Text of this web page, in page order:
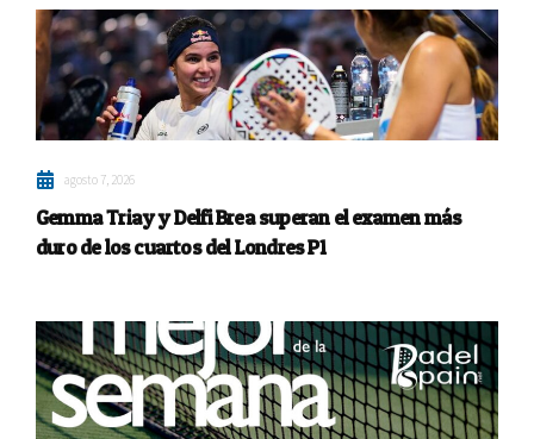
agosto 7, 2026
Gemma Triay y Delfi Brea superan el examen más
duro de los cuartos del Londres P1